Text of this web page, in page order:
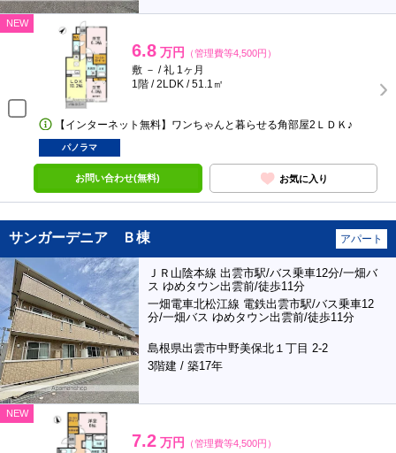
NEW
6.8 万円 （管理費等4,500円）
敷 － / 礼 1ヶ月
1階 / 2LDK / 51.1㎡
【インターネット無料】ワンちゃんと暮らせる角部屋2ＬＤＫ♪
パノラマ
お問い合わせ(無料) お気に入り
サンガーデニア Ｂ棟 アパート
ＪＲ山陰本線 出雲市駅/バス乗車12分/一畑バ
ス ゆめタウン出雲前/徒歩11分
一畑電車北松江線 電鉄出雲市駅/バス乗車12
分/一畑バス ゆめタウン出雲前/徒歩11分
島根県出雲市中野美保北１丁目 2-2
3階建 / 築17年
NEW
7.2 万円 （管理費等4,500円）